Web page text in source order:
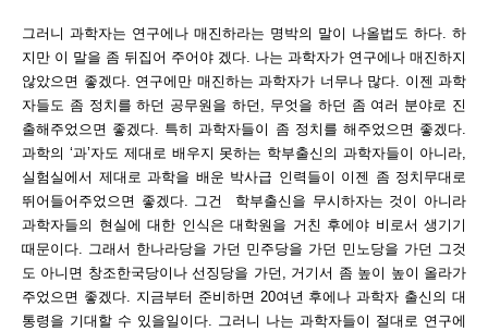
그러니 과학자는 연구에나 매진하라는 명박의 말이 나올법도 하다. 하
지만 이 말을 좀 뒤집어 주어야 겠다. 나는 과학자가 연구에나 매진하지
않았으면 좋겠다. 연구에만 매진하는 과학자가 너무나 많다. 이젠 과학
자들도 좀 정치를 하던 공무원을 하던, 무엇을 하던 좀 여러 분야로 진
출해주었으면 좋겠다. 특히 과학자들이 좀 정치를 해주었으면 좋겠다.
과학의 ‘과’자도 제대로 배우지 못하는 학부출신의 과학자들이 아니라,
실험실에서 제대로 과학을 배운 박사급 인력들이 이젠 좀 정치무대로
뛰어들어주었으면 좋겠다. 그건 학부출신을 무시하자는 것이 아니라
과학자들의 현실에 대한 인식은 대학원을 거친 후에야 비로서 생기기
때문이다. 그래서 한나라당을 가던 민주당을 가던 민노당을 가던 그것
도 아니면 창조한국당이나 선징당을 가던, 거기서 좀 높이 높이 올라가
주었으면 좋겠다. 지금부터 준비하면 20여년 후에나 과학자 출신의 대
통령을 기대할 수 있을일이다. 그러니 나는 과학자들이 절대로 연구에